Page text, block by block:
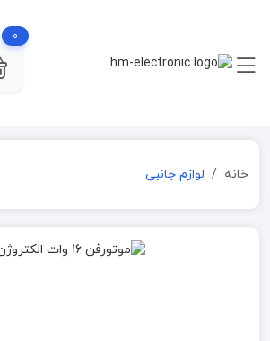
0
خانه لوازم جانبی